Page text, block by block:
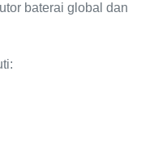
baterai global dan